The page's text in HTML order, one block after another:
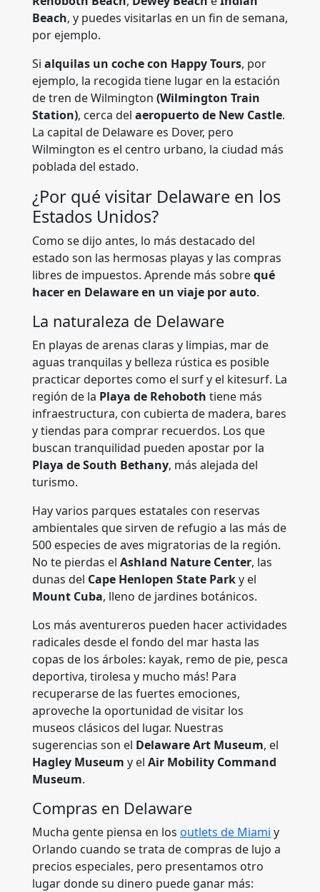
Beach, y puedes visitarlas en un fin de semana,
por ejemplo.
Si alquilas un coche con Happy Tours, por
ejemplo, la recogida tiene lugar en la estación
de tren de Wilmington (Wilmington Train
Station), cerca del aeropuerto de New Castle.
La capital de Delaware es Dover, pero
Wilmington es el centro urbano, la ciudad más
poblada del estado.
¿Por qué visitar Delaware en los
Estados Unidos?
Como se dijo antes, lo más destacado del
estado son las hermosas playas y las compras
libres de impuestos. Aprende más sobrequé
hacer en Delaware en un viaje por auto.
La naturaleza de Delaware
En playas de arenas claras y limpias, mar de
aguas tranquilas y belleza rústica es posible
practicar deportes como el surf y el kitesurf. La
región de la Playa de Rehoboth tiene más
infraestructura, con cubierta de madera, bares
y tiendas para comprar recuerdos. Los que
buscan tranquilidad pueden apostar por la
Playa de South Bethany, más alejada del
turismo.
Hay varios parques estatales con reservas
ambientales que sirven de refugio a las más de
500 especies de aves migratorias de la región.
No te pierdas el Ashland Nature Center, las
dunas del Cape Henlopen State Parky el
Mount Cuba, lleno de jardines botánicos.
Los más aventureros pueden hacer actividades
radicales desde el fondo del mar hasta las
copas de los árboles: kayak, remo de pie, pesca
deportiva, tirolesa y mucho más! Para
recuperarse de las fuertes emociones,
aproveche la oportunidad de visitar los
museos clásicos del lugar. Nuestras
sugerencias son el Delaware Art Museum, el
Hagley Museum y el Air Mobility Command
Museum.
Compras en Delaware
Mucha gente piensa en los outlets de Miami y
Orlando cuando se trata de compras de lujo a
precios especiales, pero presentamos otro
lugar donde su dinero puede ganar más: